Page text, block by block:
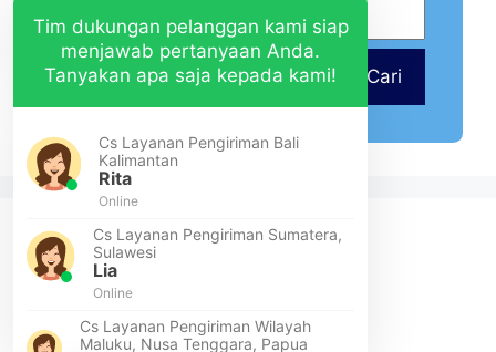
Cari
Tim dukungan pelanggan kami siap
menjawab pertanyaan Anda.
Tanyakan apa saja kepada kami!
Cs Layanan Pengiriman Bali
Kalimantan
Rita
Online
Cs Layanan Pengiriman Sumatera,
Sulawesi
Lia
Online
Cs Layanan Pengiriman Wilayah
Maluku, Nusa Tenggara, Papua